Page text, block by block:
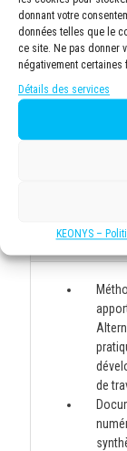
donnant votre
données telles que le
ce site. Ne pas donner
négativement certaines
Détails des services
KEONYS –
Moyens
de